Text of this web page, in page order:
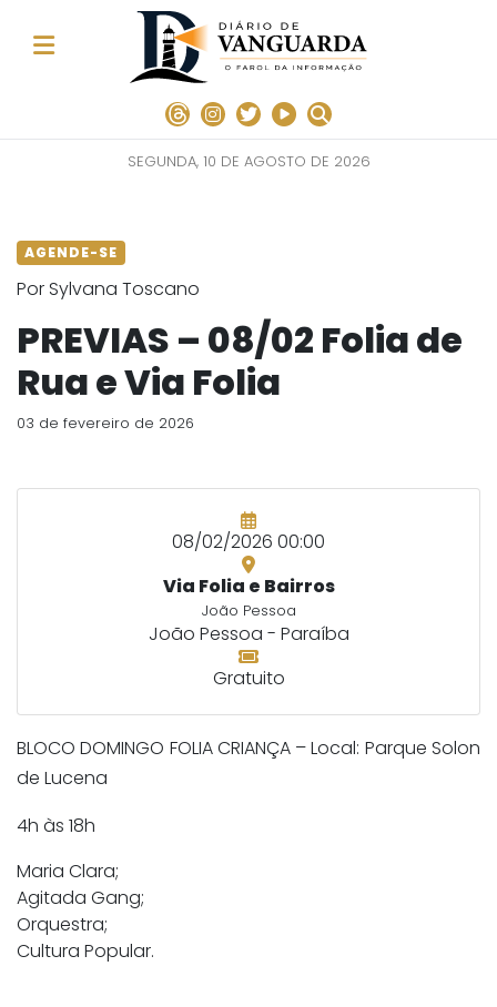
SEGUNDA, 10 DE AGOSTO DE 2026
AGENDE-SE
Por Sylvana Toscano
PREVIAS – 08/02 Folia de
Rua e Via Folia
03 de fevereiro de 2026
08/02/2026 00:00
Via Folia e Bairros
João Pessoa
João Pessoa - Paraíba
Gratuito
BLOCO DOMINGO FOLIA CRIANÇA – Local: Parque Solon
de Lucena
4h às 18h
Maria Clara;
Agitada Gang;
Orquestra;
Cultura Popular.